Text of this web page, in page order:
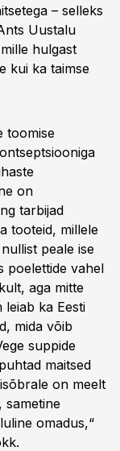
– selleks
Uustalu
hulgast
kui ka taimse
toomise
on
tarbijad
tooteid, millele
peale ise
poelettide vahel
aga mitte
leiab ka Eesti
mida võib
suppide
maitsed
on meelt
sametine
omadus,“